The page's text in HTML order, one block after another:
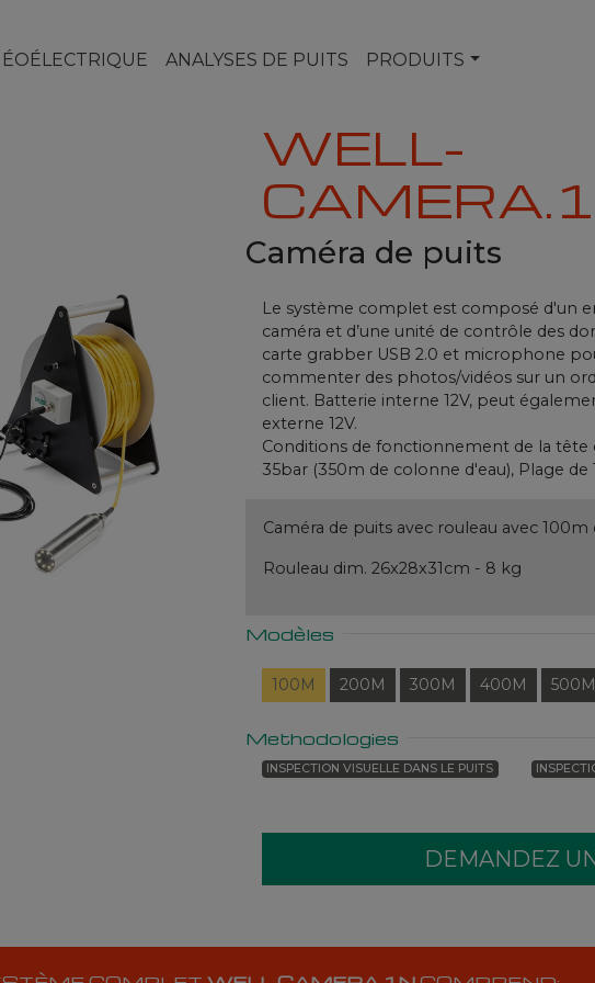
ANALYSES DE PUITS PRODUITS
WELL-
Caméra de puits
Le système complet est composé d'un
caméra et d’une unité de contrôle des
carte grabber USB 2.0 et microphone
commenter des photos/vidéos sur un
client. Batterie interne 12V, peut
externe 12V.
Conditions de fonctionnement de la tête
35bar (350m de colonne d'eau), Plage de
Caméra de puits avec rouleau avec 100m
Rouleau dim. 26x28x31cm - 8 kg
Modèles
100M 200M 300M 400M 500M
Methodologies
INSPECTION VISUELLE DANS LE PUITS